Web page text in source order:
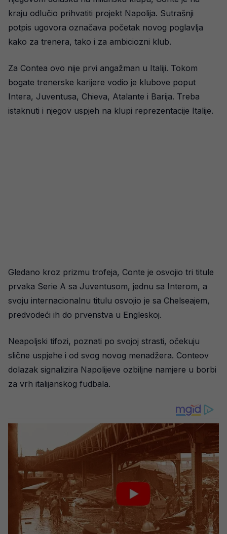
kraju odlučio prihvatiti projekt Napolija. Sutrašnji
potpis ugovora označava početak novog poglavlja
kako za trenera, tako i za ambiciozni klub.
Za Contea ovo nije prvi angažman u Italiji. Tokom
bogate trenerske karijere vodio je klubove poput
Intera, Juventusa, Chieva, Atalante i Barija. Treba
istaknuti i njegov uspjeh na klupi reprezentacije Italije.
Gledano kroz prizmu trofeja, Conte je osvojio tri titule
prvaka Serie A sa Juventusom, jednu sa Interom, a
svoju internacionalnu titulu osvojio je sa Chelseajem,
predvodeći ih do prvenstva u Engleskoj.
Neapoljski tifozi, poznati po svojoj strasti, očekuju
slične uspjehe i od svog novog menadžera. Conteov
dolazak signalizira Napolijeve ozbiljne namjere u borbi
za vrh italijanskog fudbala.